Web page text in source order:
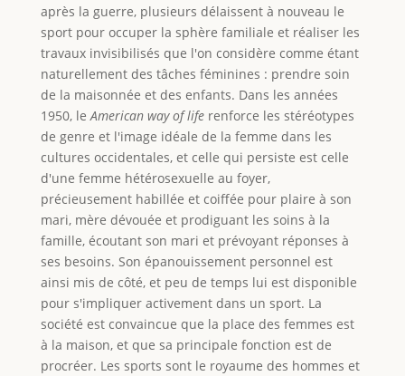
après la guerre, plusieurs délaissent à nouveau le
sport pour occuper la sphère familiale et réaliser les
travaux invisibilisés que l'on considère comme étant
naturellement des tâches féminines : prendre soin
de la maisonnée et des enfants. Dans les années
1950, leAmerican way of liferenforce les stéréotypes
de genre et l'image idéale de la femme dans les
cultures occidentales, et celle qui persiste est celle
d'une femme hétérosexuelle au foyer,
précieusement habillée et coiffée pour plaire à son
mari, mère dévouée et prodiguant les soins à la
famille, écoutant son mari et prévoyant réponses à
ses besoins. Son épanouissement personnel est
ainsi mis de côté, et peu de temps lui est disponible
pour s'impliquer activement dans un sport. La
société est convaincue que la place des femmes est
à la maison, et que sa principale fonction est de
procréer. Les sports sont le royaume des hommes et